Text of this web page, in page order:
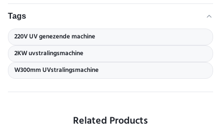
Tags
220V UV genezende machine
2KW uvstralingsmachine
W300mm UVstralingsmachine
Related Products